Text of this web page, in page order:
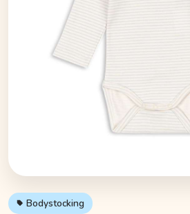
Bodystocking